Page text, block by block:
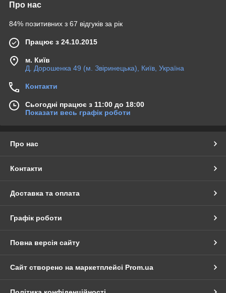
Про нас
84% позитивних з 67 відгуків за рік
Працює з 24.10.2015
м. Київ
Д. Дорошенка 49 (м. Звіринецька), Київ, Україна
Контакти
Сьогодні працює з 11:00 до 18:00
Показати весь графік роботи
Про нас
Контакти
Доставка та оплата
Графік роботи
Повна версія сайту
Сайт створено на маркетплейсі Prom.ua